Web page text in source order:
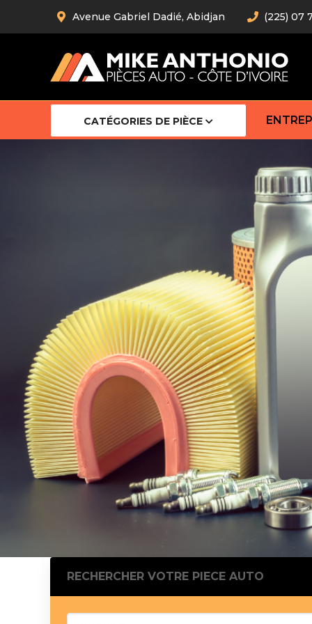
Avenue Gabriel Dadié, Abidjan (225) 07
CATÉGORIES DE PIÈCE
Barre
Barre
Robot
Bras
Cardan
Pistons
Feu
Bague
Bague
Calle
Chaine
RECHERCHER VOTRE PIECE AUTO